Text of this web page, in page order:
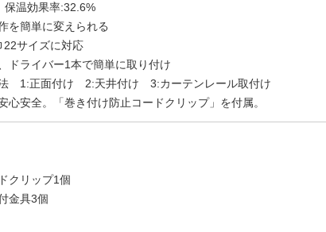
保温効果率:32.6%
を簡単に変えられる
22サイズに対応
ドライバー1本で簡単に取り付け
1:正面付け 2:天井付け 3:カーテンレール取付け
心安全。「巻き付け防止コードクリップ」を付属。
クリップ1個
金具3個